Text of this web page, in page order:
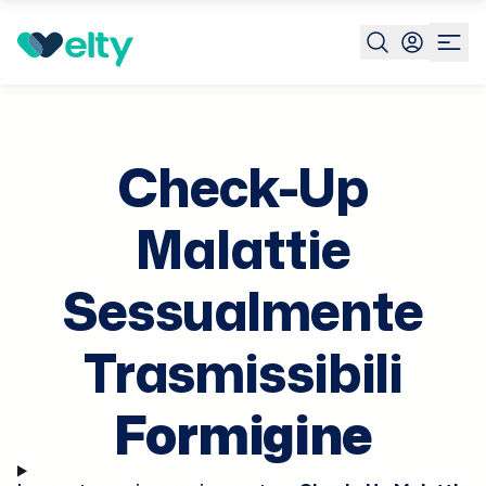
Prenota visita
Check-Up
Malattie
Sessualmente
Trasmissibili
Formigine